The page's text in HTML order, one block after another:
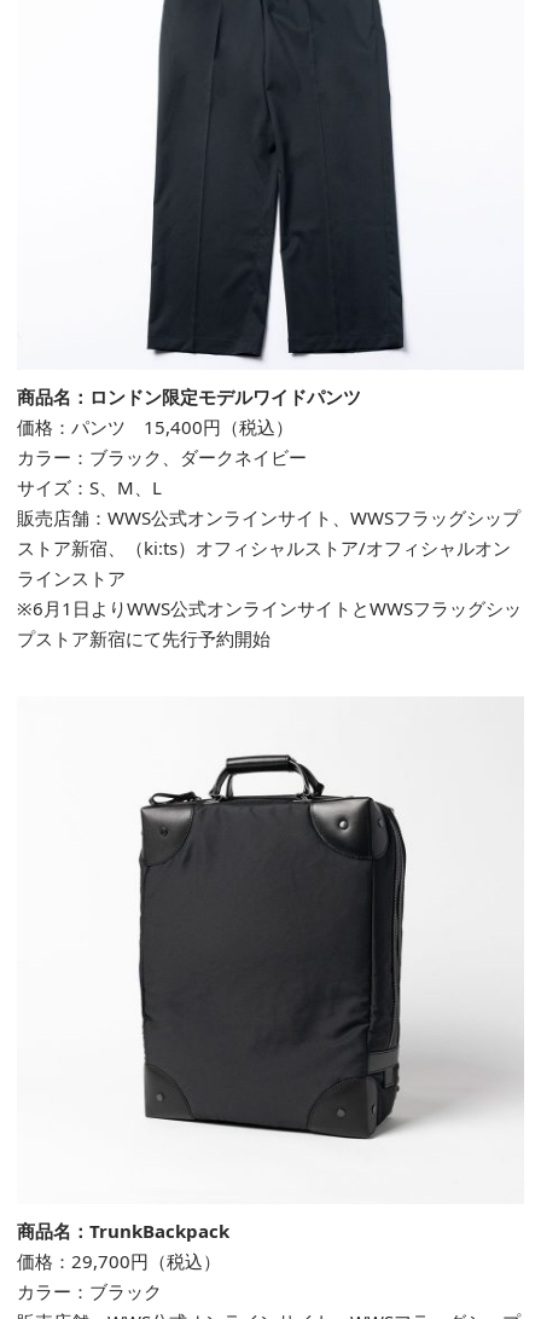
商品名：ロンドン限定モデルワイドパンツ
価格：パンツ 15,400円（税込）
カラー：ブラック、ダークネイビー
サイズ：S、M、L
販売店舗： WWS公式オンラインサイト 、 WWSフラッグシップ
ストア新宿、 （ki:ts） オフィシャルストア/オフィシャルオン
ラインストア
※6月1日よりWWS公式オンラインサイトとWWSフラッグシッ
プストア新宿にて先行予約開始
商品名：TrunkBackpack
価格：29,700円（税込）
カラー：ブラック